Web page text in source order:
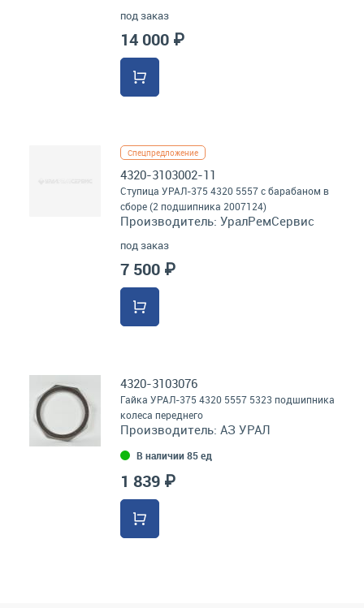
под заказ
14 000 ₽
Спецпредложение
4320-3103002-11
Ступица УРАЛ-375 4320 5557 с барабаном в
сборе (2 подшипника 2007124)
Производитель: УралРемСервис
под заказ
7 500 ₽
4320-3103076
Гайка УРАЛ-375 4320 5557 5323 подшипника
колеса переднего
Производитель: АЗ УРАЛ
В наличии 85 ед
1 839 ₽